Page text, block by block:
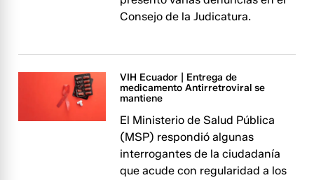
Consejo de la Judicatura.
VIH Ecuador | Entrega de
medicamento Antirretroviral se
mantiene
El Ministerio de Salud Pública
(MSP) respondió algunas
interrogantes de la ciudadanía
que acude con regularidad a los